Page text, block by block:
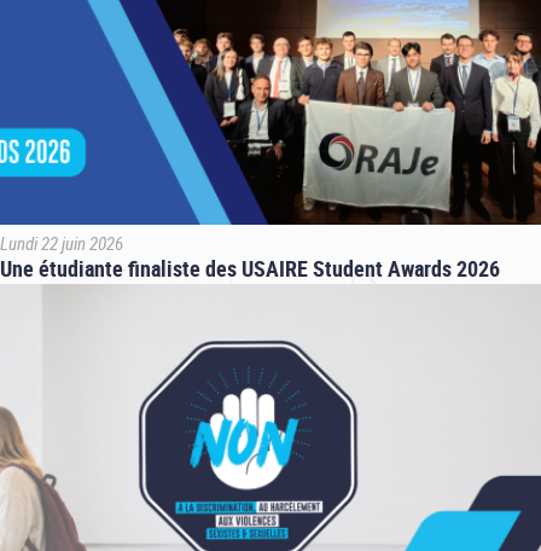
Lundi 22 juin 2026
Une étudiante finaliste des USAIRE Student Awards 2026